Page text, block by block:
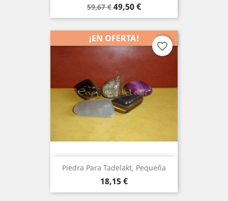
Precio
base
59,67 € Precio
49,50 €
Piedra Para Tadelakt, Pequeña
Precio
18,15 €
¡EN OFERTA!
favorite_border